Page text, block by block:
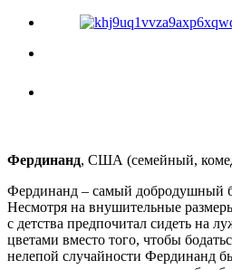
Фердинанд, США (семейный,
Фердинанд – самый добродушный
Несмотря на внушительные
с детства предпочитал сидеть на
цветами вместо того, чтобы
нелепой случайности Фердинанд